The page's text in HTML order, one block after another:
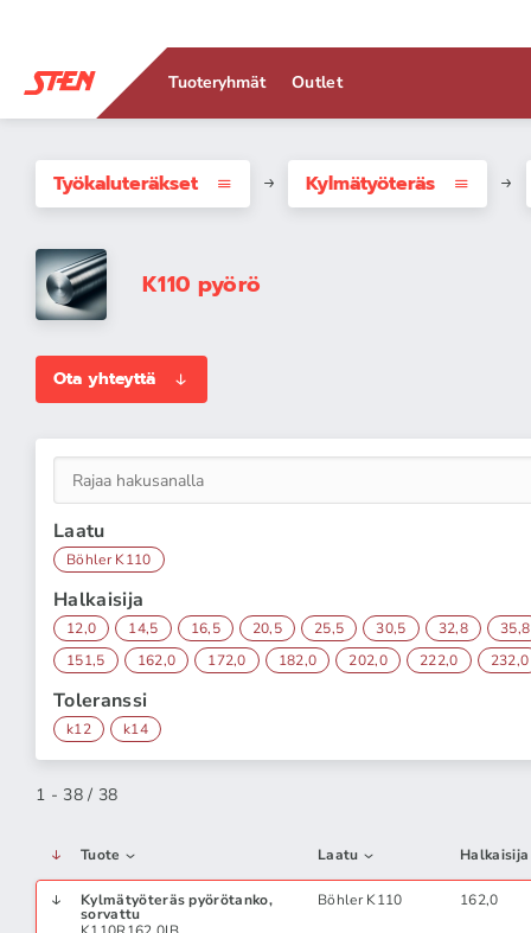
Tuoteryhmät Outlet
Työkaluteräkset Kylmätyöteräs
K110 pyörö
Ota yhteyttä
Laatu
Böhler K110
Halkaisija
12,0 14,5 16,5 20,5 25,5 30,5 32,8 35,8
151,5
162,0 172,0 182,0 202,0 222,0 232,0
Toleranssi
k12 k14
1 - 38 / 38
Tuote Laatu Halkaisija
Kylmätyöteräs pyörötanko,
sorvattu
Böhler K110 162,0